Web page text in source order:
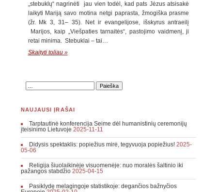
„stebuklų“ nagrinėti jau vien todėl, kad pats Jėzus atsisakė
laikyti Mariją savo motina netgi paprasta, žmogiška prasme
(žr. Mk 3, 31– 35). Net ir evangelijose, išskyrus antraeilį
Marijos, kaip „Viešpaties tarnaitės“, pastojimo vaidmenį, ji
retai minima. Stebuklai – tai…
Skaityti toliau »
NAUJAUSI ĮRAŠAI
Tarptautinė konferencija Seime dėl humanistinių ceremonijų
įteisinimo Lietuvoje 2025-11-11
Didysis spektaklis: popiežius mirė, tegyvuoja popiežius! 2025-
05-06
Religija šiuolaikinėje visuomenėje: nuo moralės šaltinio iki
pažangos stabdžio 2025-04-15
Pasiklydę melagingoje statistikoje: degančios bažnyčios